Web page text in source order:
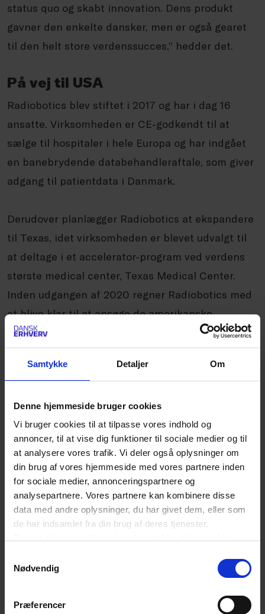
Samtykke Detaljer Om
Denne hjemmeside bruger cookies
Vi bruger cookies til at tilpasse vores indhold og
annoncer, til at vise dig funktioner til sociale medier og til
at analysere vores trafik. Vi deler også oplysninger om
din brug af vores hjemmeside med vores partnere inden
for sociale medier, annonceringspartnere og
analysepartnere. Vores partnere kan kombinere disse
data med andre oplysninger, du har givet dem, eller som
de har indsamlet fra din brug af deres tjenester.
hjørne på websitet.
Nødvendig
Præferencer
status quo og skabt innovation. Dens produkt
gavner den enkelte dansker, men er også gearet
til den helt store verdenssucces,” hedder det.
På vej til USA
Radiobotics blev stiftet i 2017 og har i dag 16
ansatte. Virksomheden er CE-godkendt til at
sælge til hospitaler i hele Europa og har indgået
en banebrydende databehandleraftale, som giver
adgang til patientdata i Danmark.
Derudover planlægger Radiobotics at ekspandere
til Texas, idet virksomheden er blevet udvalgt til
at deltage i et accelerator-program ved verdens
største medical center, Texas Medical Center.
Inden udgangen af 2020 regner Radiobotics med
at blive klar til at ansøge de amerikanske
sundhedsmyndigheder om at få godkendt
produktet.
Den aldrende befolkning øger
behovet
Potentialet i Radiobotics analyseprodukt
understreges af, at samtidig med den
verdensomspændende mangel på radiologer
vokser antallet af medicinske billeder hurtigt i
takt med den aldrende befolkning. Det medfører
endnu længere ventetider for patienter og øger
fejlraten.
Virksomheden er stiftet af CEO Mads Jarner
Brevadt, CSO Martin Axelsen, CTO Pavel Lisouski